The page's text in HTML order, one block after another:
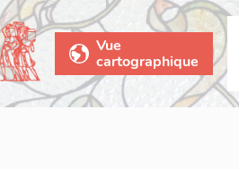
Vue
cartographique